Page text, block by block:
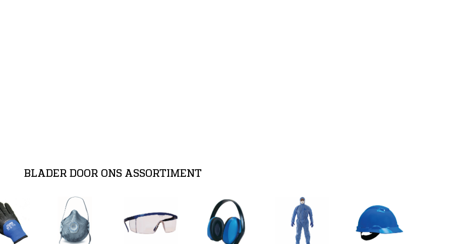
BLADER DOOR ONS ASSORTIMENT